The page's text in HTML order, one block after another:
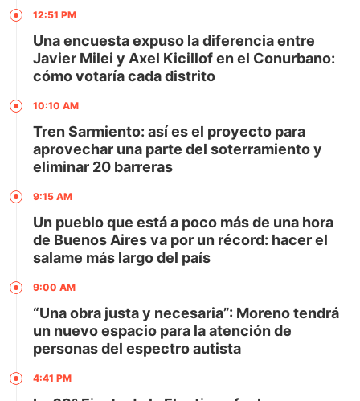
12:51 PM
Una encuesta expuso la diferencia entre
Javier Milei y Axel Kicillof en el Conurbano:
cómo votaría cada distrito
10:10 AM
Tren Sarmiento: así es el proyecto para
aprovechar una parte del soterramiento y
eliminar 20 barreras
9:15 AM
Un pueblo que está a poco más de una hora
de Buenos Aires va por un récord: hacer el
salame más largo del país
9:00 AM
“Una obra justa y necesaria”: Moreno tendrá
un nuevo espacio para la atención de
personas del espectro autista
4:41 PM